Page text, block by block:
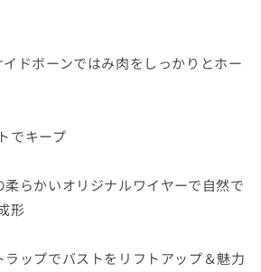
ドボーンではみ肉をしっかりとホー
キープ
らかいオリジナルワイヤーで自然で
形
ップでバストをリフトアップ＆魅力